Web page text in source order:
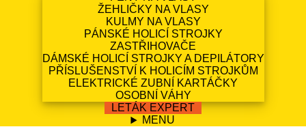
ŽEHLIČKY NA VLASY
KULMY NA VLASY
PÁNSKÉ HOLICÍ STROJKY
ZASTŘIHOVAČE
DÁMSKÉ HOLICÍ STROJKY A DEPILÁTORY
PŘÍSLUŠENSTVÍ K HOLICÍM STROJKŮM
ELEKTRICKÉ ZUBNÍ KARTÁČKY
OSOBNÍ VÁHY
LETÁK EXPERT
MENU